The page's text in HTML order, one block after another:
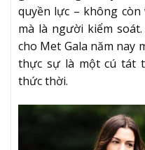
quyền lực – không
mà là người kiểm
cho Met Gala năm nay
thực sự là một cú tát
thức thời.